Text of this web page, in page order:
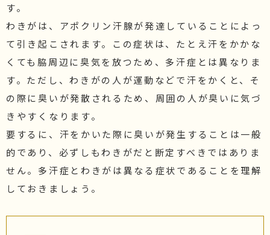
す。
わきがは、アポクリン汗腺が発達していることによっ
て引き起こされます。この症状は、たとえ汗をかかな
くても脇周辺に臭気を放つため、多汗症とは異なりま
す。ただし、わきがの人が運動などで汗をかくと、そ
の際に臭いが発散されるため、周囲の人が臭いに気づ
きやすくなります。
要するに、汗をかいた際に臭いが発生することは一般
的であり、必ずしもわきがだと断定すべきではありま
せん。多汗症とわきがは異なる症状であることを理解
しておきましょう。